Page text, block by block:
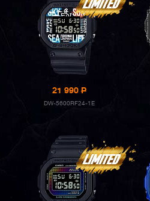
21 990P
DW-5600RF24-1E